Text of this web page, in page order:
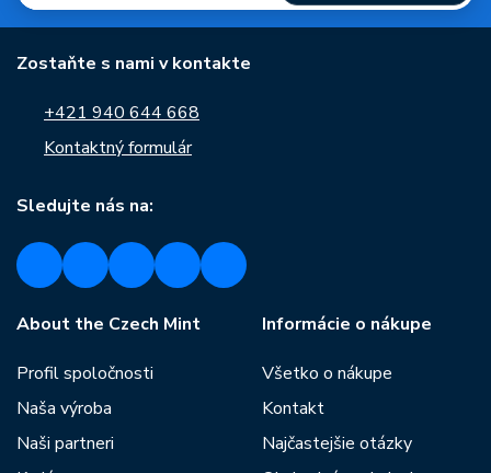
Zostaňte s nami v kontakte
+421 940 644 668
Kontaktný formulár
Sledujte nás na:
About the Czech Mint
Profil spoločnosti
Naša výroba
Naši partneri
Informácie o nákupe
Všetko o nákupe
Kontakt
Najčastejšie otázky